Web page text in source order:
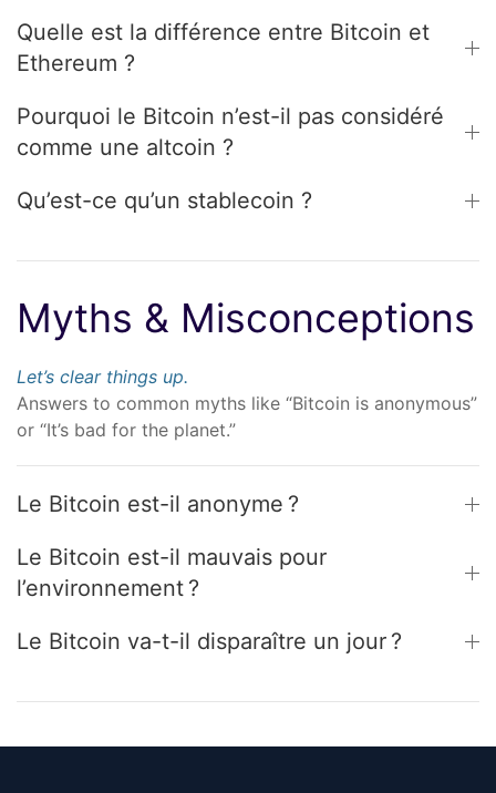
Quelle est la différence entre Bitcoin et
Ethereum ?
Pourquoi le Bitcoin n’est-il pas considéré
comme une altcoin ?
Qu’est-ce qu’un stablecoin ?
Myths & Misconceptions
Let’s clear things up.
Answers to common myths like “Bitcoin is anonymous”
or “It’s bad for the planet.”
Le Bitcoin est-il anonyme ?
Le Bitcoin est-il mauvais pour
l’environnement ?
Le Bitcoin va-t-il disparaître un jour ?